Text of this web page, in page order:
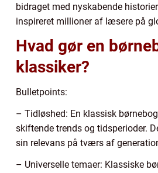
bidraget med nyskabende
inspireret millioner af læsere på
Hvad gør en
klassiker?
Bulletpoints:
– Tidløshed: En klassisk
skiftende trends og tidsperioder.
sin relevans på tværs af
– Universelle temaer: Klassiske